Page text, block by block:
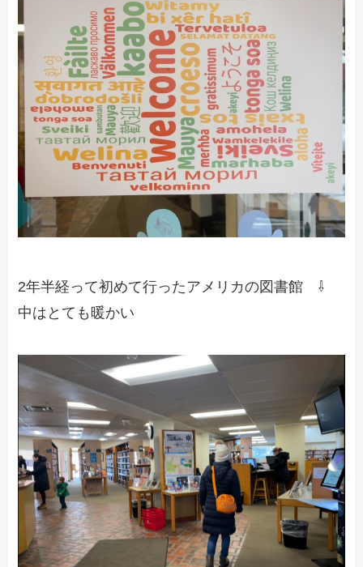
2年半経って初めて行ったアメリカの図書館 ⇩
中はとても暖かい